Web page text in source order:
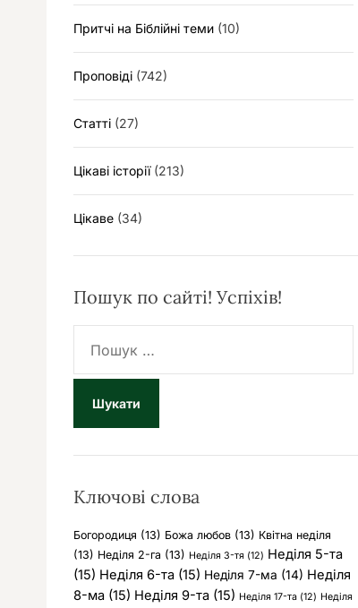
Притчі на Біблійні теми (10)
Проповіді (742)
Статті (27)
Цікаві історії(213)
Цікаве (34)
Пошук по сайті! Успіхів!
ш
к
Ключові слова
Богородиця (13) Божа любов (13) Квітна неділя
(13) Неділя 2-га (13) Неділя 3-тя (12) Неділя 5-та
(15) Неділя 6-та (15) Неділя 7-ма (14) Неділя
8-ма (15) Неділя 9-та (15) Неділя 17-та (12) Неділя